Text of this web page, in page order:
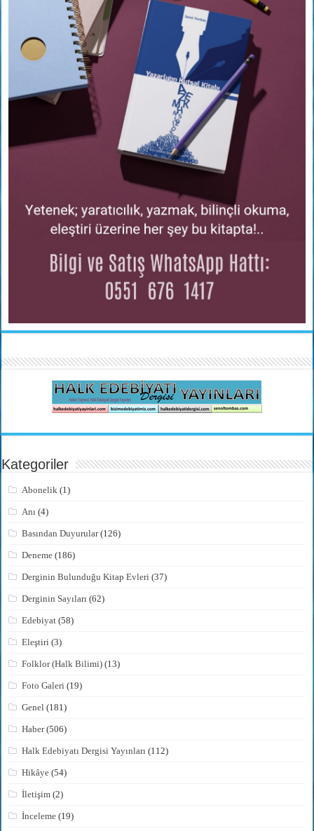
Kategoriler
Abonelik (1)
Anı (4)
Basından Duyurular(126)
Deneme (186)
Derginin Bulunduğu Kitap Evleri (37)
Derginin Sayıları (62)
Edebiyat (58)
Eleştiri (3)
Folklor (Halk Bilimi) (13)
Foto Galeri (19)
Genel (181)
Haber(506)
Halk Edebiyatı Dergisi Yayınları (112)
Hikâye (54)
İletişim (2)
İnceleme (19)